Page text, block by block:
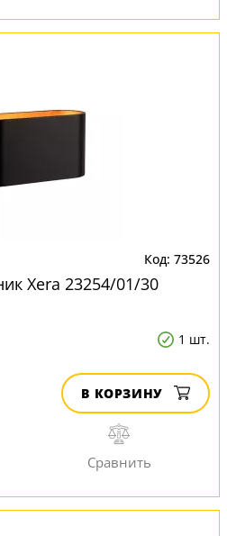
73526
Xera 23254/01/30
1 шт.
В КОРЗИНУ